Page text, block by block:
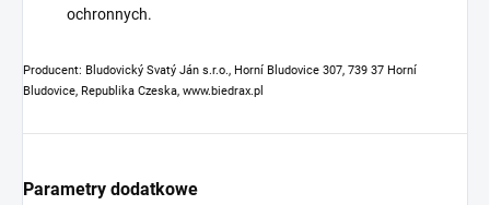
ochronnych.
Producent: Bludovický Svatý Ján s.r.o., Horní Bludovice 307, 739 37 Horní
Bludovice, Republika Czeska, www.biedrax.pl
Parametry dodatkowe